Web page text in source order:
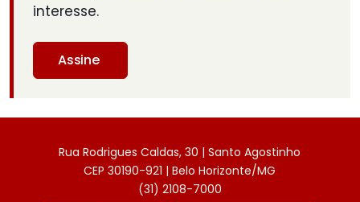
interesse.
Assine
Rua Rodrigues Caldas, 30 | Santo Agostinho
CEP 30190-921 | Belo Horizonte/MG
(31) 2108-7000